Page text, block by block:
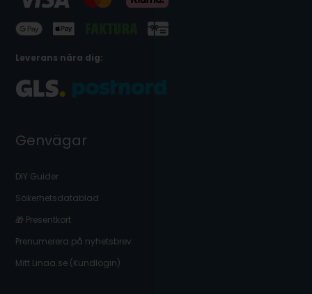
Leverans nära dig:
Genvägar
DIY Guider
Säkerhetsdatablad
🎁 Presentkort
Prenumerera på nyhetsbrev
Mitt Linaa.se (Kundlogin)